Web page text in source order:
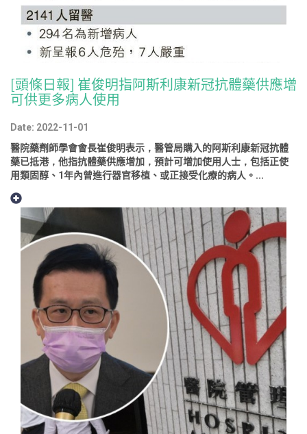
[頭條日報] 崔俊明指阿斯利康新冠抗體藥供應增
可供更多病人使用
Date: 2022-11-01
醫院藥劑師學會會長崔俊明表示，醫管局購入的阿斯利康新冠抗體
藥已抵港，他指抗體藥供應增加，預計可增加使用人士，包括正使
用類固醇、1年內曾進行器官移植、或正接受化療的病人。...